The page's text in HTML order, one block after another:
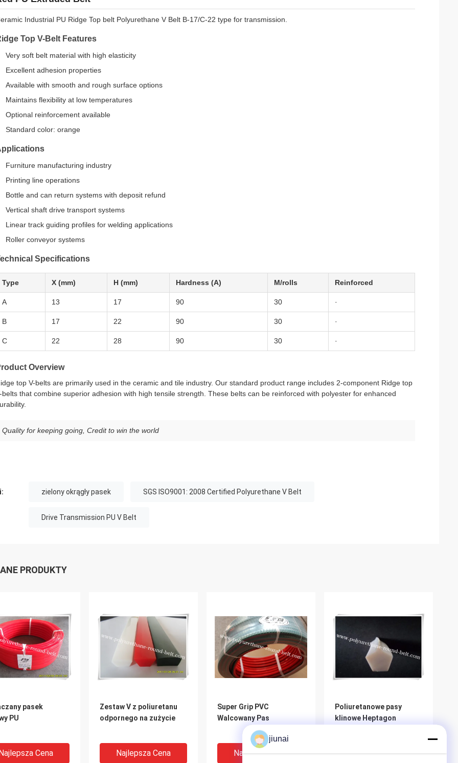
Industrial PU Ridge Top belt Polyurethane V Belt B-17/C-22 type for transmission.
Top V-Belt Features
Very soft belt material with high elasticity
Excellent adhesion properties
Available with smooth and rough surface options
Maintains flexibility at low temperatures
Optional reinforcement available
Standard color: orange
Furniture manufacturing industry
Printing line operations
Bottle and can return systems with deposit refund
Vertical shaft drive transport systems
Linear track guiding profiles for welding applications
Roller conveyor systems
Specifications
Type X (mm) H (mm) Hardness (A) M/rolls Reinforced
A 13 17 90 30 ·
B 17 22 90 30 ·
C 22 28 90 30 ·
Overview
top V-belts are primarily used in the ceramic and tile industry. Our standard product range includes 2-component Ridge top
belts that combine superior adhesion with high tensile strength. These belts can be reinforced with polyester for enhanced
Quality for keeping going, Credit to win the world
zielony okrągły pasek SGS ISO9001: 2008 Certified Polyurethane V Belt
Drive Transmission PU V Belt
PRODUKTY
pasek
PU
Cena
Zestaw V z poliuretanu
odpornego na zużycie
Najlepsza Cena
Super Grip PVC
Walcowany Pas
Najlepsza Cena
Poliuretanowe pasy
klinowe Heptagon
Najlepsza Cena
jiunai